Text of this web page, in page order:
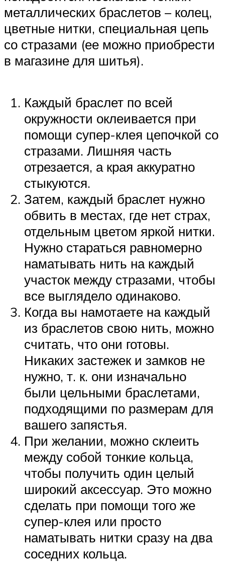
металлических браслетов – колец,
цветные нитки, специальная цепь
со стразами (ее можно приобрести
в магазине для шитья).
Каждый браслет по всей
окружности оклеивается при
помощи супер-клея цепочкой со
стразами. Лишняя часть
отрезается, а края аккуратно
стыкуются.
Затем, каждый браслет нужно
обвить в местах, где нет страх,
отдельным цветом яркой нитки.
Нужно стараться равномерно
наматывать нить на каждый
участок между стразами, чтобы
все выглядело одинаково.
Когда вы намотаете на каждый
из браслетов свою нить, можно
считать, что они готовы.
Никаких застежек и замков не
нужно, т. к. они изначально
были цельными браслетами,
подходящими по размерам для
вашего запястья.
При желании, можно склеить
между собой тонкие кольца,
чтобы получить один целый
широкий аксессуар. Это можно
сделать при помощи того же
супер-клея или просто
наматывать нитки сразу на два
соседних кольца.